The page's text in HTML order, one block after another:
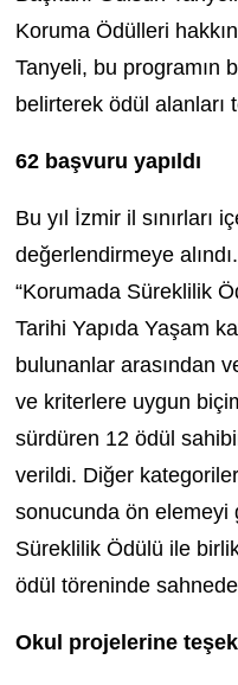
Koruma Ödülleri
Tanyeli, bu programın
belirterek ödül alanları
62 başvuru yapıldı
Bu yıl İzmir il sınırları
değerlendirmeye
“Korumada Süreklilik
Tarihi Yapıda Yaşam
bulunanlar arasından
ve kriterlere uygun
sürdüren 12 ödül
verildi. Diğer
sonucunda ön elemeyi
Süreklilik Ödülü ile
ödül töreninde sahnede
Okul projelerine